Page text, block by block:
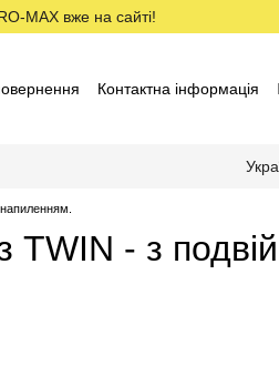
MAX вже на сайті!
Контактна інформація
TWIN - з